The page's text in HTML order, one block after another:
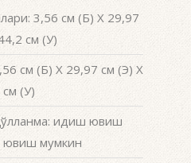
3,56 см (Б) X 29,97
см (У)
см (Б) X 29,97 см (Э) X
(У)
идиш ювиш
ювиш мумкин